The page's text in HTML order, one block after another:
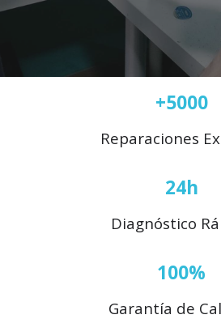
+5000
Reparaciones
24h
Diagnóstico
100%
Garantía de